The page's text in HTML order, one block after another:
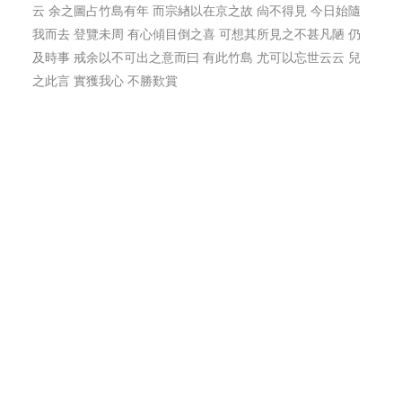
云 余之圖占竹島有年 而宗緖以在京之故 尙不得見 今日始隨
我而去 登覽未周 有心傾目倒之喜 可想其所見之不甚凡陋 仍
及時事 戒余以不可出之意而曰 有此竹島 尤可以忘世云云 兒
之此言 實獲我心 不勝歎賞